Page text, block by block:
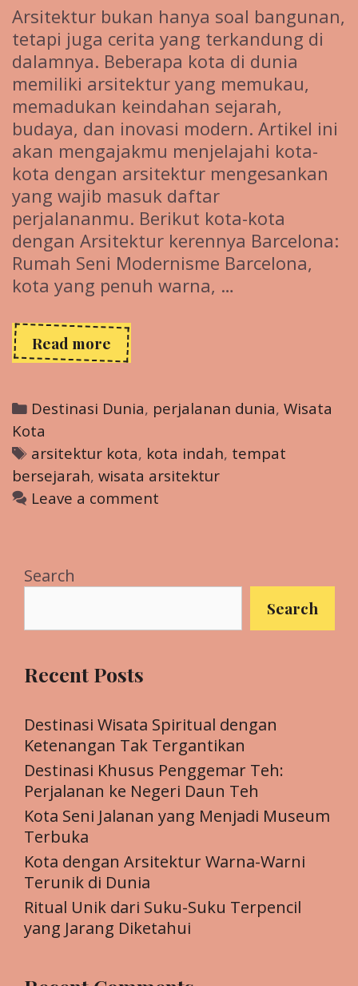
Arsitektur bukan hanya soal bangunan,
tetapi juga cerita yang terkandung di
dalamnya. Beberapa kota di dunia
memiliki arsitektur yang memukau,
memadukan keindahan sejarah,
budaya, dan inovasi modern. Artikel ini
akan mengajakmu menjelajahi kota-
kota dengan arsitektur mengesankan
yang wajib masuk daftar
perjalananmu. Berikut kota-kota
dengan Arsitektur kerennya Barcelona:
Rumah Seni Modernisme Barcelona,
kota yang penuh warna, …
Read more Kota-
Kota
Arsitektur
Mengesankan
Harus
Kamu
Kunjungi
Categories
Destinasi Dunia, perjalanan dunia,Wisata
Kota
Tags
arsitektur kota, kota indah, tempat
bersejarah, wisata arsitektur
Leave a comment
Search
Search
Recent Posts
Destinasi Wisata Spiritual dengan
Ketenangan Tak Tergantikan
Destinasi Khusus Penggemar Teh:
Perjalanan ke Negeri Daun Teh
Kota Seni Jalanan yang Menjadi Museum
Terbuka
Kota dengan Arsitektur Warna-Warni
Terunik di Dunia
Ritual Unik dari Suku-Suku Terpencil
yang Jarang Diketahui